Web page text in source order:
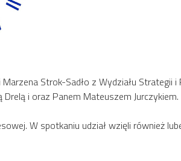
Strok-Sadło z Wydziału Strategii
i oraz Panem Mateuszem Jurczykiem.
W spotkaniu udział wzięli również